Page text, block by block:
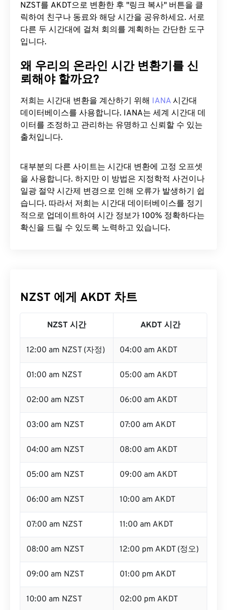
NZST를 AKDT으로 변환한 후 "링크 복사" 버튼을 클
릭하여 친구나 동료와 해당 시간을 공유하세요. 서로
다른 두 시간대에 걸쳐 회의를 계획하는 간단한 도구
입니다.
왜 우리의 온라인 시간 변환기를 신
뢰해야 할까요?
저희는 시간대 변환을 계산하기 위해 IANA 시간대
데이터베이스를 사용합니다. IANA는 세계 시간대 데
이터를 조정하고 관리하는 유명하고 신뢰할 수 있는
출처입니다.
대부분의 다른 사이트는 시간대 변환에 ​​고정 오프셋
을 사용합니다. 하지만 이 방법은 지정학적 사건이나
일광 절약 시간제 변경으로 인해 오류가 발생하기 쉽
습니다. 따라서 저희는 시간대 데이터베이스를 정기
적으로 업데이트하여 시간 정보가 100% 정확하다는
확신을 드릴 수 있도록 노력하고 있습니다.
NZST 에게 AKDT 차트
NZST 시간 AKDT 시간
12:00 am NZST (자정) 04:00 am AKDT
01:00 am NZST 05:00 am AKDT
02:00 am NZST 06:00 am AKDT
03:00 am NZST 07:00 am AKDT
04:00 am NZST 08:00 am AKDT
05:00 am NZST 09:00 am AKDT
06:00 am NZST 10:00 am AKDT
07:00 am NZST 11:00 am AKDT
08:00 am NZST 12:00 pm AKDT (정오)
09:00 am NZST 01:00 pm AKDT
10:00 am NZST 02:00 pm AKDT